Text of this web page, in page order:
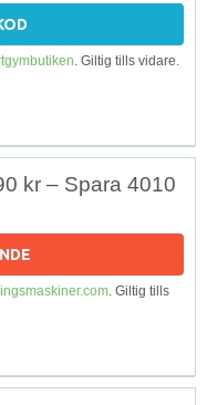
. Giltig tills vidare.
kr – Spara 4010
. Giltig tills